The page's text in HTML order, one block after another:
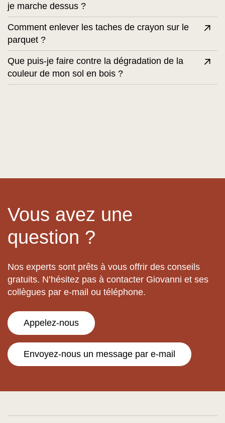
je marche dessus ?
Comment enlever les taches de crayon sur le
parquet ?
Que puis-je faire contre la dégradation de la
couleur de mon sol en bois ?
Vous avez une
question ?
Nos experts sont prêts à vous offrir des conseils
gratuits. N’hésitez pas à contacter Giovanni et ses
collègues par e-mail ou téléphone.
Appelez-nous
Envoyez-nous un message par e-mail